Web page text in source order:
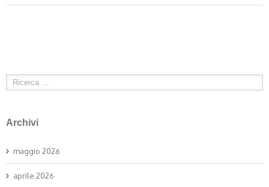
Archivi
maggio 2026
aprile 2026